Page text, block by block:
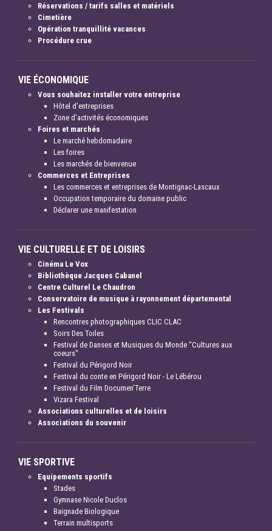
Réservations / tarifs salles et matériels
Cimetière
Opération tranquillité vacances
Procédure crue
VIE ÉCONOMIQUE
Vous souhaitez installer votre entreprise
Hôtel d'entreprises
Zone d'activités économiques
Foires et marchés
Le marché hebdomadaire
Les foires
Les marchés de bienvenue
Commerces et Entreprises
Les commerces et entreprises de Montignac-Lascaux
Occupation temporaire du domaine public
Déclarer une manifestation
VIE CULTURELLE ET DE LOISIRS
Cinéma Le Vox
Bibliothèque Jacques Cabanel
Centre Culturel Le Chaudron
Conservatoire de musique à rayonnement départemental
Les Festivals
Rencontres photographiques CLIC CLAC
Soirs Des Toiles
Festival de Danses et Musiques du Monde "Cultures aux
coeurs"
Festival du Périgord Noir
Festival du conte en Périgord Noir - Le Lébérou
Festival du Film Documen'Terre
Vizara Festival
Associations culturelles et de loisirs
Associations du souvenir
VIE SPORTIVE
Equipements sportifs
Stades
Gymnase Nicole Duclos
Baignade Biologique
Terrain multisports